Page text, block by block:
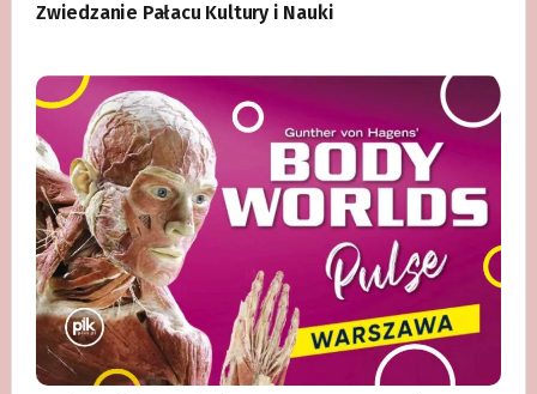
Zwiedzanie Pałacu Kultury i Nauki